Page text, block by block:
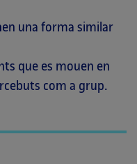
una forma similar
que es mouen en
com a grup.